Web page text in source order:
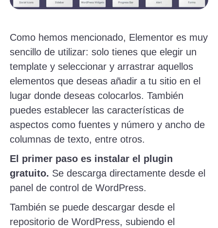
Como hemos mencionado, Elementor es muy
sencillo de utilizar: solo tienes que elegir un
template y seleccionar y arrastrar aquellos
elementos que deseas añadir a tu sitio en el
lugar donde deseas colocarlos. También
puedes establecer las características de
aspectos como fuentes y número y ancho de
columnas de texto, entre otros.
El primer paso es instalar el plugin
gratuito. Se descarga directamente desde el
panel de control de WordPress.
También se puede descargar desde el
repositorio de WordPress, subiendo el